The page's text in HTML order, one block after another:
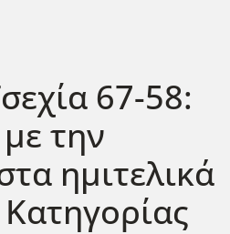
67-58:
την
ημιτελικά